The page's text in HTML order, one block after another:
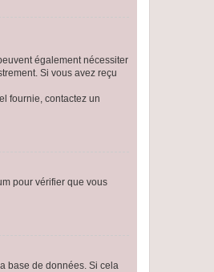
également nécessiter
Si vous avez reçu
fournie, contactez un
pour vérifier que vous
base de données. Si cela